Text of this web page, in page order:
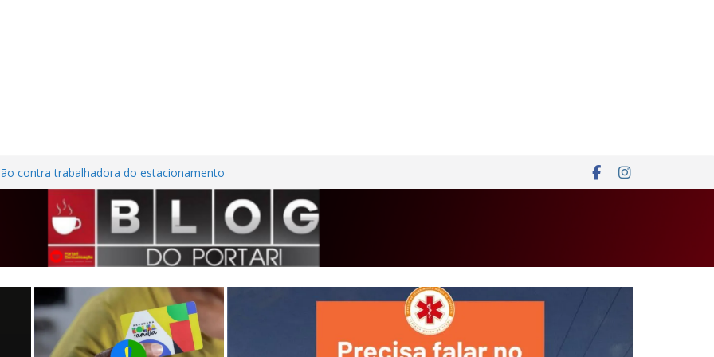
contra trabalhadora do estacionamento
em Frutal
Nordestina
casa desabitada e furtam bicicleta,
no Centro de Frutal
em investimentos, obras de melhoria
seguem em ritmo avançado